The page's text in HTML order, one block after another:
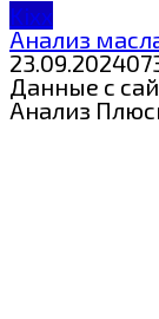
Kixx
Анализ
23.09.20240
Данные с
Анализ